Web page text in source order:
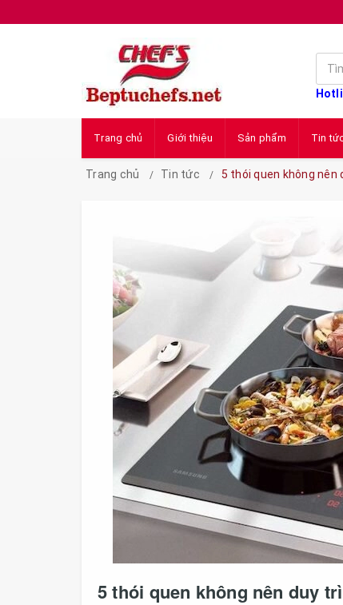
Trang chủ Giới thiệu Sản phẩm Tin
Trang chủ Tin tức 5 thói quen không
5 thói quen không nên duy